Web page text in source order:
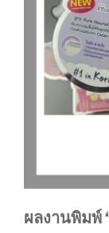
ผลงานพิมพ์